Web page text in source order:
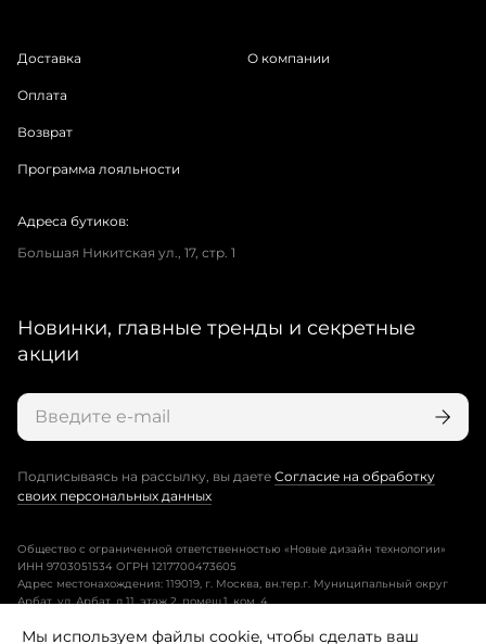
Доставка
Оплата
Возврат
Программа лояльности
О компании
Адреса бутиков:
Большая Никитская ул., 17, стр. 1
Новинки, главные тренды и секретные
акции
Подписываясь на рассылку, вы даете Согласие на обработку
своих персональных данных
Общество с ограниченной ответственностью «Новые дизайн технологии»
ИНН 9703051534 ОГРН 1217700473605
Адрес местонахождения: 119019, г. Москва, вн.тер.г. Муниципальный округ
Арбат, ул. Арбат, д.11, этаж 2, помещ.1, ком. 4.
Мы используем файлы cookie, чтобы сделать ваш